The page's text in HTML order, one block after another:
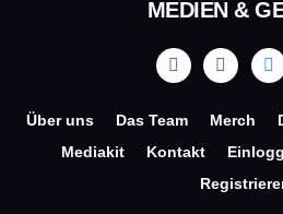
Über uns Das Team Merch
Mediakit
Kontakt